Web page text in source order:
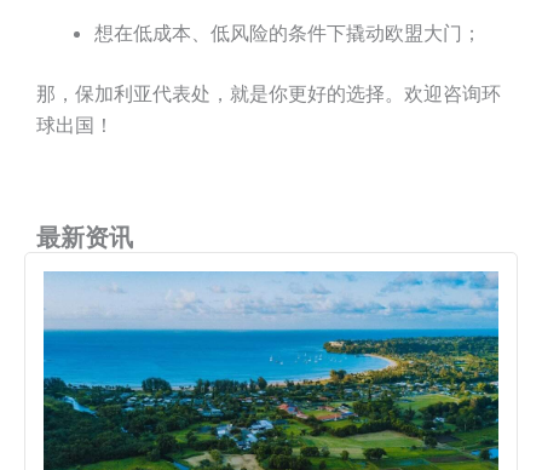
想在低成本、低风险的条件下撬动欧盟大门；
那，保加利亚代表处，就是你更好的选择。欢迎咨询环
球出国！
最新资讯